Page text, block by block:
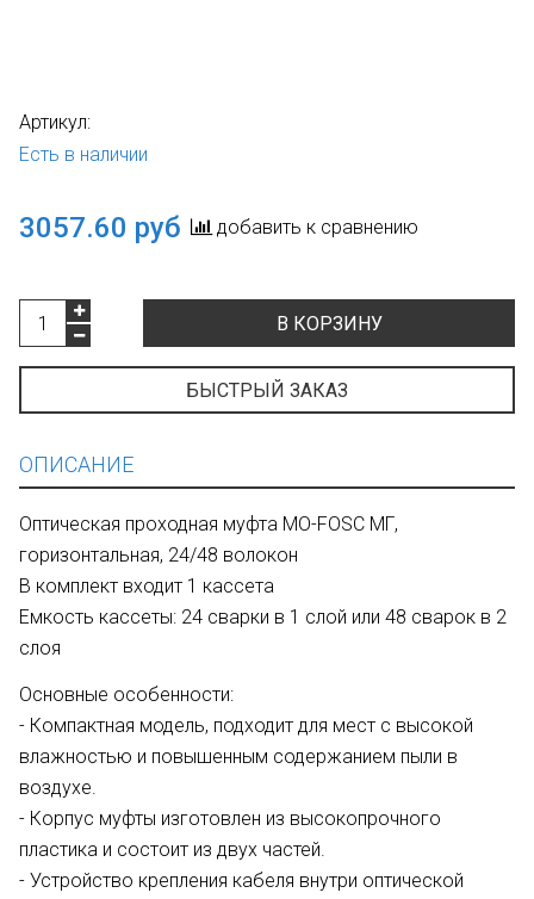
Артикул:
Есть в наличии
3057.60 руб добавить к сравнению
В КОРЗИНУ
БЫСТРЫЙ ЗАКАЗ
ОПИСАНИЕ
Оптическая проходная муфта MO-FOSC MГ,
горизонтальная, 24/48 волокон
В комплект входит 1 кассета
Емкость кассеты: 24 сварки в 1 слой или 48 сварок в 2
слоя
Основные особенности:
- Компактная модель, подходит для мест с высокой
влажностью и повышенным содержанием пыли в
воздухе.
- Корпус муфты изготовлен из высокопрочного
пластика и состоит из двух частей.
- Устройство крепления кабеля внутри оптической